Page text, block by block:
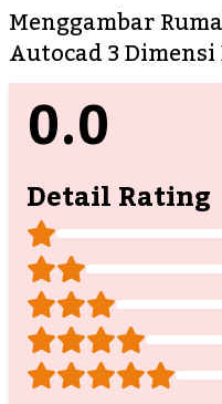
Menggambar
Autocad 3
0.0
Detail Rating